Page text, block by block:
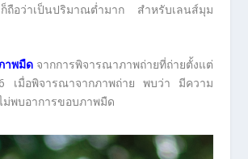
ถือว่าเป็นปริมาณต่ำมาก สำหรับเลนส์มุม
าพมืด จากการพิจารณาภาพถ่ายที่ถ่ายตั้งแต่
เมื่อพิจารณาจากภาพถ่าย พบว่า มีความ
ม่พบอาการขอบภาพมืด